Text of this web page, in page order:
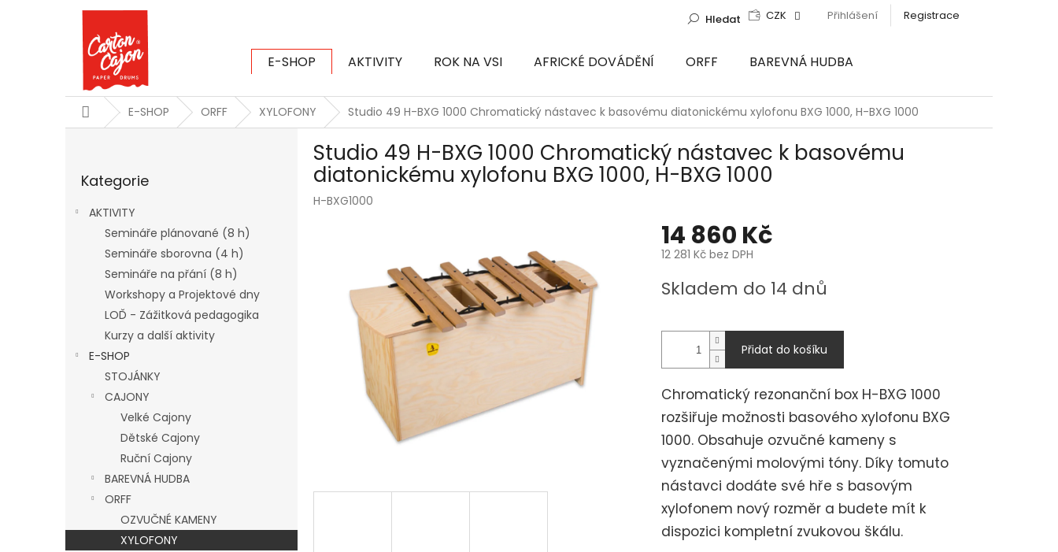
CZK Přihlášení Registrace
Hledat
E-SHOP AKTIVITY ROK NA VSI AFRICKÉ DOVÁDĚNÍ ORFF
BAREVNÁ HUDBA
DomůE-SHOP ORFF XYLOFONY Studio 49 H-BXG 1000 Chromatický nástavec k basovému diatonickému xylofonu BXG 1000, H-BXG 1000
kategorie
Kategorie
AKTIVITY
Semináře plánované (8 h)
Semináře sborovna (4 h)
Semináře na přání (8 h)
Workshopy a Projektové dny
LOĎ - Zážitková pedagogika
Kurzy a další aktivity
E-SHOP
STOJÁNKY
CAJONY
Velké Cajony
Dětské Cajony
Ruční Cajony
BAREVNÁ HUDBA
ORFF
OZVUČNÉ KAMENY
XYLOFONY
Studio 49 H-BXG 1000 Chromatický nástavec k basovému
diatonickému xylofonu BXG 1000, H-BXG 1000
H-BXG1000
14 860 Kč
12 281 Kč bez DPH
cena:
Skladem do 14 dnů
Přidat do košíku
Chromatický rezonanční box H-BXG 1000
rozšiřuje možnosti basového xylofonu BXG
1000. Obsahuje ozvučné kameny s
vyznačenými molovými tóny. Díky tomuto
nástavci dodáte své hře s basovým
xylofonem nový rozměr a budete mít k
dispozici kompletní zvukovou škálu.